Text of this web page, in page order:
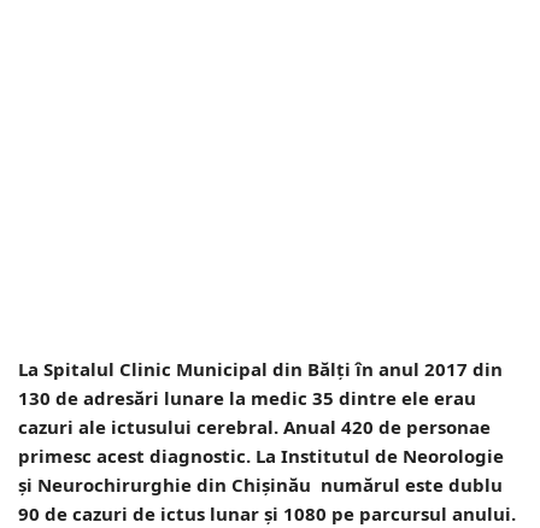
La Spitalul Clinic Municipal din Bălţi în anul 2017 din
130 de adresări lunare la medic 35 dintre ele erau
cazuri ale ictusului cerebral. Anual 420 de personae
primesc acest diagnostic. La Institutul de Neorologie
şi Neurochirurghie din Chişinău numărul este dublu
90 de cazuri de ictus lunar şi 1080 pe parcursul anului.